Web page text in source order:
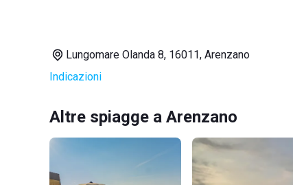
Lungomare Olanda 8, 16011, Arenzano
Indicazioni
Altre spiagge a Arenzano